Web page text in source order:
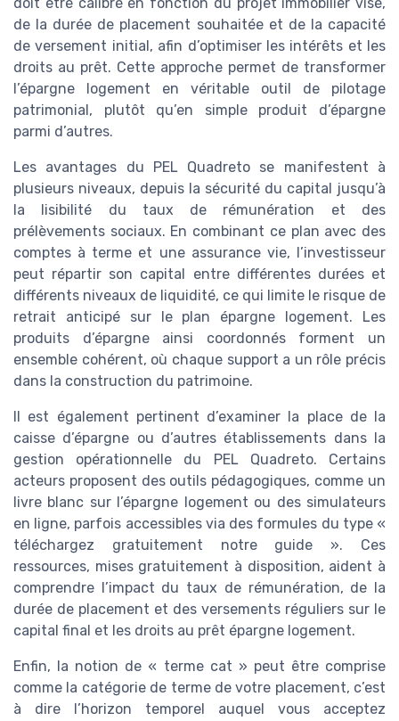
de la durée de placement souhaitée et de la capacité
de versement initial, afin d’optimiser les intérêts et les
droits au prêt. Cette approche permet de transformer
l’épargne logement en véritable outil de pilotage
patrimonial, plutôt qu’en simple produit d’épargne
parmi d’autres.
Les avantages du PEL Quadreto se manifestent à
plusieurs niveaux, depuis la sécurité du capital jusqu’à
la lisibilité du taux de rémunération et des
prélèvements sociaux. En combinant ce plan avec des
comptes à terme et une assurance vie, l’investisseur
peut répartir son capital entre différentes durées et
différents niveaux de liquidité, ce qui limite le risque de
retrait anticipé sur le plan épargne logement. Les
produits d’épargne ainsi coordonnés forment un
ensemble cohérent, où chaque support a un rôle précis
dans la construction du patrimoine.
Il est également pertinent d’examiner la place de la
caisse d’épargne ou d’autres établissements dans la
gestion opérationnelle du PEL Quadreto. Certains
acteurs proposent des outils pédagogiques, comme un
livre blanc sur l’épargne logement ou des simulateurs
en ligne, parfois accessibles via des formules du type «
téléchargez gratuitement notre guide ». Ces
ressources, mises gratuitement à disposition, aident à
comprendre l’impact du taux de rémunération, de la
durée de placement et des versements réguliers sur le
capital final et les droits au prêt épargne logement.
Enfin, la notion de « terme cat » peut être comprise
comme la catégorie de terme de votre placement, c’est
à dire l’horizon temporel auquel vous acceptez